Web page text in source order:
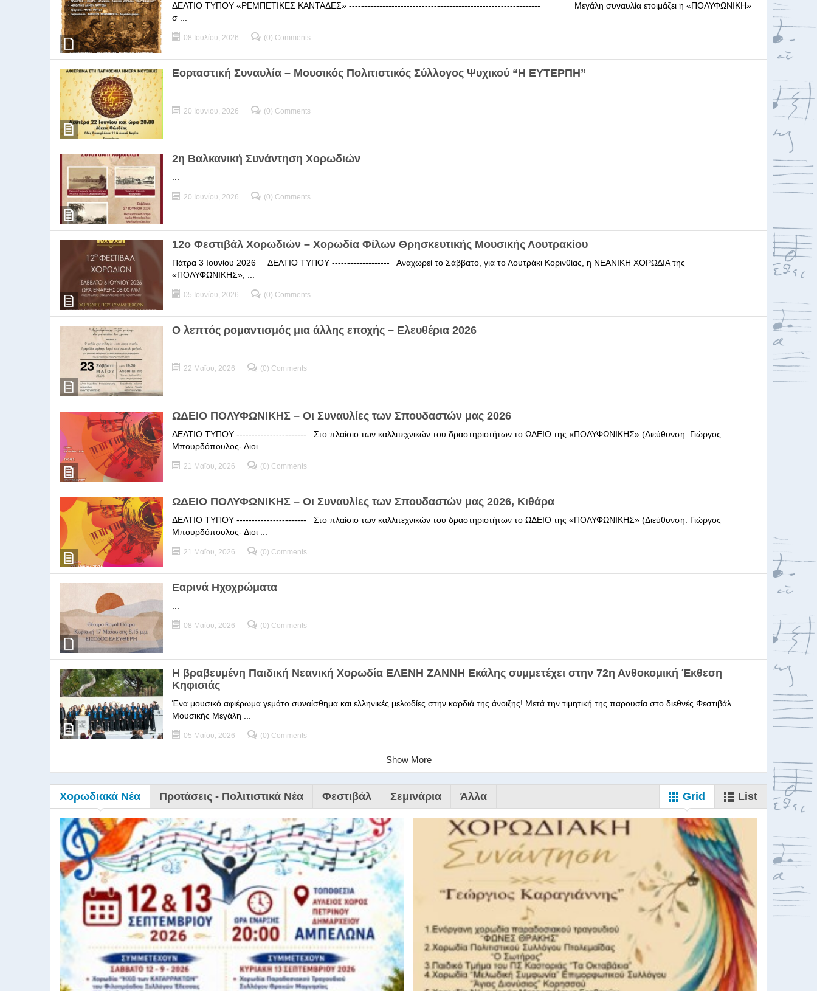
9ο Σεμινάριο της Στέγης Ελληνικών Χορωδιών
9Ο Σεμινάριο Διεύθυνσης Χορωδίας της Στέγης Ελληνικών Χορωδιών Βιωματική διδασκαλία για Μαέστρου...
ΔΕΛΤΙΟ ΤΥΠΟΥ «ΡΕΜΠΕΤΙΚΕΣ ΚΑΝΤΑΔΕΣ» --------------------------------------------------------------- Μεγάλη συναυλία ετοιμάζει η «ΠΟΛΥΦΩΝΙΚΗ»
σ ...
08 Ιουλίου, 2026 (0) Comments
Εορταστική Συναυλία – Μουσικός Πολιτιστικός Σύλλογος Ψυχικού “Η ΕΥΤΕΡΠΗ”
20 Ιουνίου, 2026 (0) Comments
2η Βαλκανική Συνάντηση Χορωδιών
20 Ιουνίου, 2026 (0) Comments
12ο Φεστιβάλ Χορωδιών – Χορωδία Φίλων Θρησκευτικής Μουσικής Λουτρακίου
Πάτρα 3 Ιουνίου 2026 ΔΕΛΤΙΟ ΤΥΠΟΥ ------------------- Αναχωρεί το Σάββατο, για το Λουτράκι Κορινθίας, η ΝΕΑΝΙΚΗ ΧΟΡΩΔΙΑ της
«ΠΟΛΥΦΩΝΙΚΗΣ», ...
05 Ιουνίου, 2026 (0) Comments
Ο λεπτός ρομαντισμός μια άλλης εποχής – Ελευθέρια 2026
22 Μαΐου, 2026 (0) Comments
ΩΔΕΙΟ ΠΟΛΥΦΩΝΙΚΗΣ – Οι Συναυλίες των Σπουδαστών μας 2026
ΔΕΛΤΙΟ ΤΥΠΟΥ ----------------------- Στο πλαίσιο των καλλιτεχνικών του δραστηριοτήτων το ΩΔΕΙΟ της «ΠΟΛΥΦΩΝΙΚΗΣ» (Διεύθυνση: Γιώργος
Μπουρδόπουλος- Διοι ...
21 Μαΐου, 2026 (0) Comments
ΩΔΕΙΟ ΠΟΛΥΦΩΝΙΚΗΣ – Οι Συναυλίες των Σπουδαστών μας 2026, Κιθάρα
ΔΕΛΤΙΟ ΤΥΠΟΥ ----------------------- Στο πλαίσιο των καλλιτεχνικών του δραστηριοτήτων το ΩΔΕΙΟ της «ΠΟΛΥΦΩΝΙΚΗΣ» (Διεύθυνση: Γιώργος
Μπουρδόπουλος- Διοι ...
21 Μαΐου, 2026 (0) Comments
Εαρινά Ηχοχρώματα
08 Μαΐου, 2026 (0) Comments
Η βραβευμένη Παιδική Νεανική Χορωδία ΕΛΕΝΗ ΖΑΝΝΗ Εκάλης συμμετέχει στην 72η Ανθοκομική Έκθεση
Κηφισιάς
Ένα μουσικό αφιέρωμα γεμάτο συναίσθημα και ελληνικές μελωδίες στην καρδιά της άνοιξης! Μετά την τιμητική της παρουσία στο διεθνές Φεστιβάλ
Μουσικής Μεγάλη ...
05 Μαΐου, 2026 (0) Comments
Show More
Χορωδιακά Νέα Προτάσεις - Πολιτιστικά Νέα Φεστιβάλ Σεμινάρια Άλλα Grid List